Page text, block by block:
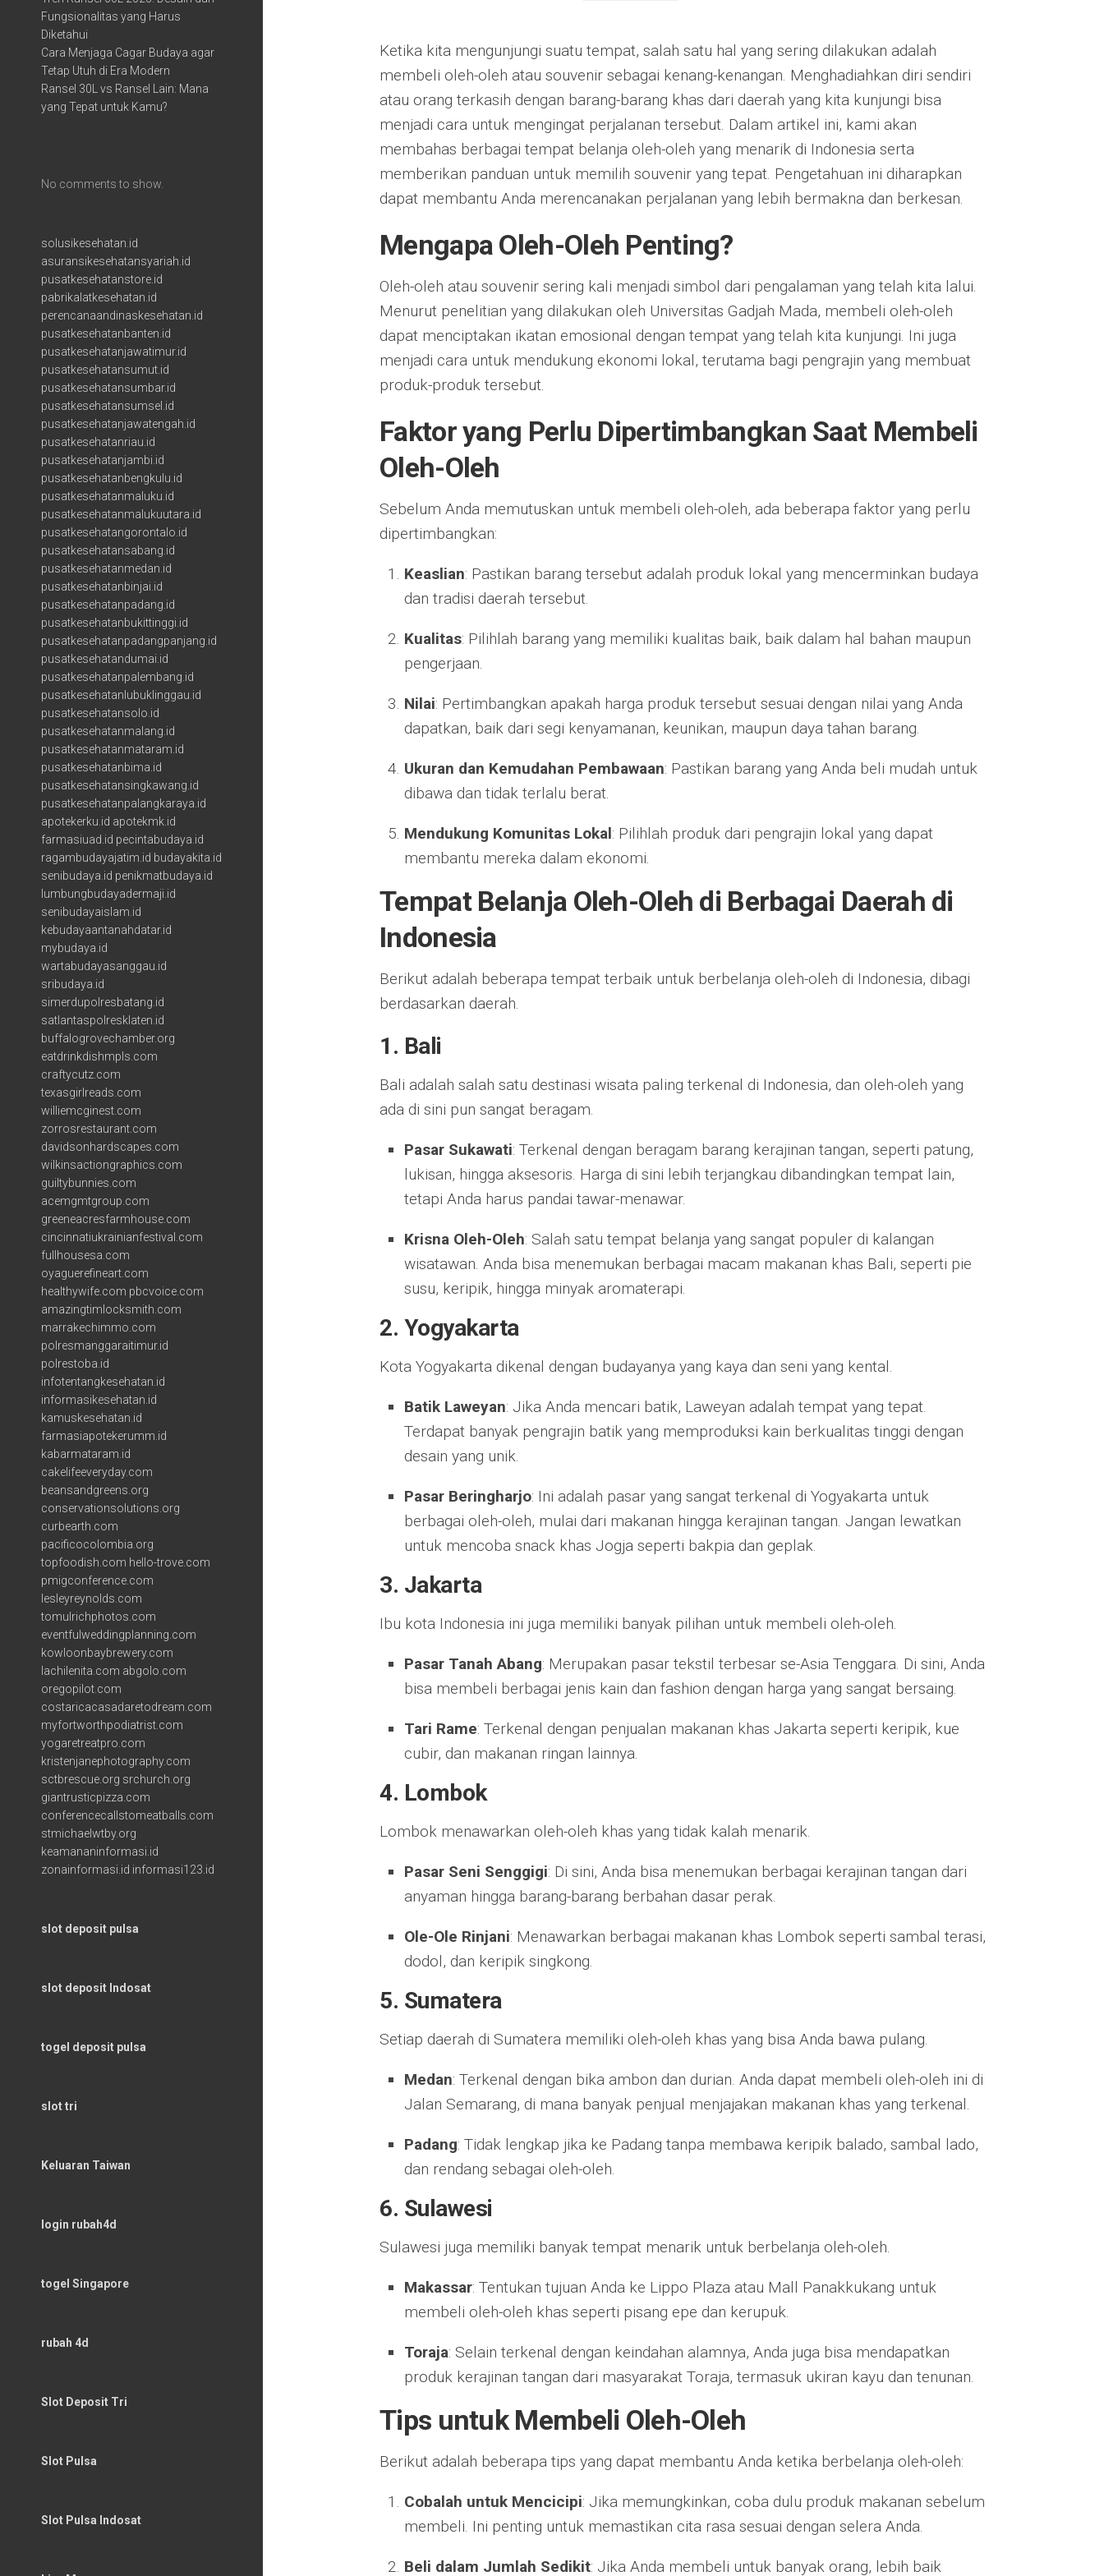
Ketika kita mengunjungi suatu tempat, salah satu hal yang sering dilakukan adalah
membeli oleh-oleh atau souvenir sebagai kenang-kenangan. Menghadiahkan diri sendiri
atau orang terkasih dengan barang-barang khas dari daerah yang kita kunjungi bisa
menjadi cara untuk mengingat perjalanan tersebut. Dalam artikel ini, kami akan
membahas berbagai tempat belanja oleh-oleh yang menarik di Indonesia serta
memberikan panduan untuk memilih souvenir yang tepat. Pengetahuan ini diharapkan
dapat membantu Anda merencanakan perjalanan yang lebih bermakna dan berkesan.
Mengapa Oleh-Oleh Penting?
Oleh-oleh atau souvenir sering kali menjadi simbol dari pengalaman yang telah kita lalui.
Menurut penelitian yang dilakukan oleh Universitas Gadjah Mada, membeli oleh-oleh
dapat menciptakan ikatan emosional dengan tempat yang telah kita kunjungi. Ini juga
menjadi cara untuk mendukung ekonomi lokal, terutama bagi pengrajin yang membuat
produk-produk tersebut.
Faktor yang Perlu Dipertimbangkan Saat Membeli
Oleh-Oleh
Sebelum Anda memutuskan untuk membeli oleh-oleh, ada beberapa faktor yang perlu
dipertimbangkan:
Keaslian: Pastikan barang tersebut adalah produk lokal yang mencerminkan budaya
dan tradisi daerah tersebut.
Kualitas: Pilihlah barang yang memiliki kualitas baik, baik dalam hal bahan maupun
pengerjaan.
Nilai: Pertimbangkan apakah harga produk tersebut sesuai dengan nilai yang Anda
dapatkan, baik dari segi kenyamanan, keunikan, maupun daya tahan barang.
Ukuran dan Kemudahan Pembawaan: Pastikan barang yang Anda beli mudah untuk
dibawa dan tidak terlalu berat.
Mendukung Komunitas Lokal: Pilihlah produk dari pengrajin lokal yang dapat
membantu mereka dalam ekonomi.
Tempat Belanja Oleh-Oleh di Berbagai Daerah di
Indonesia
Berikut adalah beberapa tempat terbaik untuk berbelanja oleh-oleh di Indonesia, dibagi
berdasarkan daerah.
1. Bali
Bali adalah salah satu destinasi wisata paling terkenal di Indonesia, dan oleh-oleh yang
ada di sini pun sangat beragam.
Pasar Sukawati: Terkenal dengan beragam barang kerajinan tangan, seperti patung,
lukisan, hingga aksesoris. Harga di sini lebih terjangkau dibandingkan tempat lain,
tetapi Anda harus pandai tawar-menawar.
Krisna Oleh-Oleh: Salah satu tempat belanja yang sangat populer di kalangan
wisatawan. Anda bisa menemukan berbagai macam makanan khas Bali, seperti pie
susu, keripik, hingga minyak aromaterapi.
2. Yogyakarta
Kota Yogyakarta dikenal dengan budayanya yang kaya dan seni yang kental.
Batik Laweyan: Jika Anda mencari batik, Laweyan adalah tempat yang tepat.
Terdapat banyak pengrajin batik yang memproduksi kain berkualitas tinggi dengan
desain yang unik.
Pasar Beringharjo: Ini adalah pasar yang sangat terkenal di Yogyakarta untuk
berbagai oleh-oleh, mulai dari makanan hingga kerajinan tangan. Jangan lewatkan
untuk mencoba snack khas Jogja seperti bakpia dan geplak.
3. Jakarta
Ibu kota Indonesia ini juga memiliki banyak pilihan untuk membeli oleh-oleh.
Pasar Tanah Abang: Merupakan pasar tekstil terbesar se-Asia Tenggara. Di sini, Anda
bisa membeli berbagai jenis kain dan fashion dengan harga yang sangat bersaing.
Tari Rame: Terkenal dengan penjualan makanan khas Jakarta seperti keripik, kue
cubir, dan makanan ringan lainnya.
4. Lombok
Lombok menawarkan oleh-oleh khas yang tidak kalah menarik.
Pasar Seni Senggigi: Di sini, Anda bisa menemukan berbagai kerajinan tangan dari
anyaman hingga barang-barang berbahan dasar perak.
Ole-Ole Rinjani: Menawarkan berbagai makanan khas Lombok seperti sambal terasi,
dodol, dan keripik singkong.
5. Sumatera
Setiap daerah di Sumatera memiliki oleh-oleh khas yang bisa Anda bawa pulang.
Medan: Terkenal dengan bika ambon dan durian. Anda dapat membeli oleh-oleh ini di
Jalan Semarang, di mana banyak penjual menjajakan makanan khas yang terkenal.
Padang: Tidak lengkap jika ke Padang tanpa membawa keripik balado, sambal lado,
dan rendang sebagai oleh-oleh.
6. Sulawesi
Sulawesi juga memiliki banyak tempat menarik untuk berbelanja oleh-oleh.
Makassar: Tentukan tujuan Anda ke Lippo Plaza atau Mall Panakkukang untuk
membeli oleh-oleh khas seperti pisang epe dan kerupuk.
Toraja: Selain terkenal dengan keindahan alamnya, Anda juga bisa mendapatkan
produk kerajinan tangan dari masyarakat Toraja, termasuk ukiran kayu dan tenunan.
Tips untuk Membeli Oleh-Oleh
Berikut adalah beberapa tips yang dapat membantu Anda ketika berbelanja oleh-oleh:
Cobalah untuk Mencicipi: Jika memungkinkan, coba dulu produk makanan sebelum
membeli. Ini penting untuk memastikan cita rasa sesuai dengan selera Anda.
Beli dalam Jumlah Sedikit: Jika Anda membeli untuk banyak orang, lebih baik
Fungsionalitas yang Harus
Diketahui
Cara Menjaga Cagar Budaya agar
Tetap Utuh di Era Modern
Ransel 30L vs Ransel Lain: Mana
yang Tepat untuk Kamu?
No comments to show.
solusikesehatan.id
asuransikesehatansyariah.id
pusatkesehatanstore.id
pabrikalatkesehatan.id
perencanaandinaskesehatan.id
pusatkesehatanbanten.id
pusatkesehatanjawatimur.id
pusatkesehatansumut.id
pusatkesehatansumbar.id
pusatkesehatansumsel.id
pusatkesehatanjawatengah.id
pusatkesehatanriau.id
pusatkesehatanjambi.id
pusatkesehatanbengkulu.id
pusatkesehatanmaluku.id
pusatkesehatanmalukuutara.id
pusatkesehatangorontalo.id
pusatkesehatansabang.id
pusatkesehatanmedan.id
pusatkesehatanbinjai.id
pusatkesehatanpadang.id
pusatkesehatanbukittinggi.id
pusatkesehatanpadangpanjang.id
pusatkesehatandumai.id
pusatkesehatanpalembang.id
pusatkesehatanlubuklinggau.id
pusatkesehatansolo.id
pusatkesehatanmalang.id
pusatkesehatanmataram.id
pusatkesehatanbima.id
pusatkesehatansingkawang.id
pusatkesehatanpalangkaraya.id
apotekerku.id apotekmk.id
farmasiuad.id pecintabudaya.id
ragambudayajatim.id budayakita.id
senibudaya.id penikmatbudaya.id
lumbungbudayadermaji.id
senibudayaislam.id
kebudayaantanahdatar.id
mybudaya.id
wartabudayasanggau.id
sribudaya.id
simerdupolresbatang.id
satlantaspolresklaten.id
buffalogrovechamber.org
eatdrinkdishmpls.com
craftycutz.com
texasgirlreads.com
williemcginest.com
zorrosrestaurant.com
davidsonhardscapes.com
wilkinsactiongraphics.com
guiltybunnies.com
acemgmtgroup.com
greeneacresfarmhouse.com
cincinnatiukrainianfestival.com
fullhousesa.com
oyaguerefineart.com
healthywife.com pbcvoice.com
amazingtimlocksmith.com
marrakechimmo.com
polresmanggaraitimur.id
polrestoba.id
infotentangkesehatan.id
informasikesehatan.id
kamuskesehatan.id
farmasiapotekerumm.id
kabarmataram.id
cakelifeeveryday.com
beansandgreens.org
conservationsolutions.org
curbearth.com
pacificocolombia.org
topfoodish.com hello-trove.com
pmigconference.com
lesleyreynolds.com
tomulrichphotos.com
eventfulweddingplanning.com
kowloonbaybrewery.com
lachilenita.com abgolo.com
oregopilot.com
costaricacasadaretodream.com
myfortworthpodiatrist.com
yogaretreatpro.com
kristenjanephotography.com
sctbrescue.org srchurch.org
giantrusticpizza.com
conferencecallstomeatballs.com
stmichaelwtby.org
keamananinformasi.id
zonainformasi.id informasi123.id
slot deposit pulsa
slot deposit Indosat
togel deposit pulsa
slot tri
Keluaran Taiwan
login rubah4d
togel Singapore
rubah 4d
Slot Deposit Tri
Slot Pulsa
Slot Pulsa Indosat